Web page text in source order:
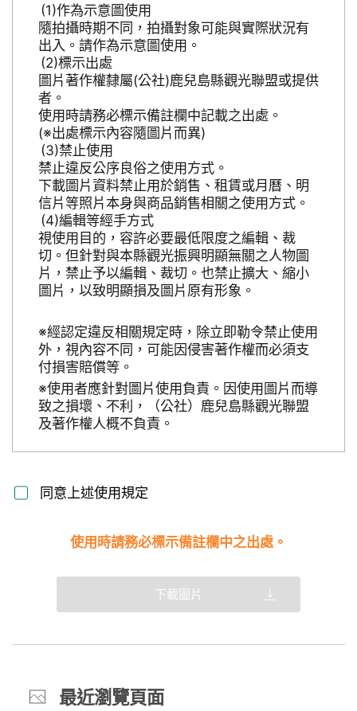
作為示意圖使用
隨拍攝時期不同，拍攝對象可能與實際狀況有
出入。請作為示意圖使用。
標示出處
圖片著作權隸屬(公社)鹿兒島縣觀光聯盟或提供
者。
使用時請務必標示備註欄中記載之出處。
(※出處標示內容隨圖片而異)
禁止使用
禁止違反公序良俗之使用方式。
下載圖片資料禁止用於銷售、租賃或月曆、明
信片等照片本身與商品銷售相關之使用方式。
編輯等經手方式
視使用目的，容許必要最低限度之編輯、裁
切。但針對與本縣觀光振興明顯無關之人物圖
片，禁止予以編輯、裁切。也禁止擴大、縮小
圖片，以致明顯損及圖片原有形象。
※經認定違反相關規定時，除立即勒令禁止使用
外，視內容不同，可能因侵害著作權而必須支
付損害賠償等。
※使用者應針對圖片使用負責。因使用圖片而導
致之損壞、不利，（公社）鹿兒島縣觀光聯盟
及著作權人概不負責。
同意上述使用規定
使用時請務必標示備註欄中之出處。
下載圖片
最近瀏覽頁面